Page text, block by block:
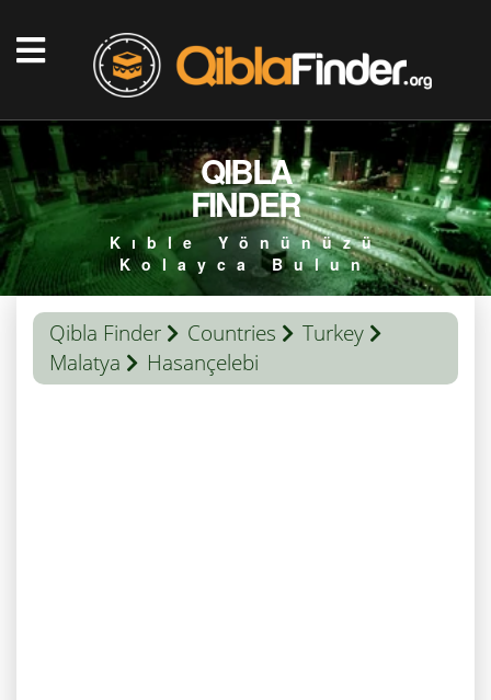
QIBLA
FINDER
Kıble Yönünüzü
Kolayca Bulun
Qibla Finder Countries
Turkey
Malatya
Hasançelebi